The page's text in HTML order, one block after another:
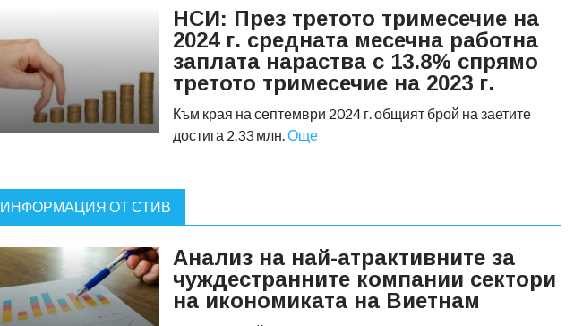
НСИ: През третото тримесечие на
2024 г. средната месечна работна
заплата нараства с 13.8% спрямо
третото тримесечие на 2023 г.
Към края на септември 2024 г. общият брой на заетите
достига 2.33 млн. Още
ИНФОРМАЦИЯ ОТ СТИВ
Анализ на най-атрактивните за
чуждестранните компании сектори
на икономиката на Виетнам